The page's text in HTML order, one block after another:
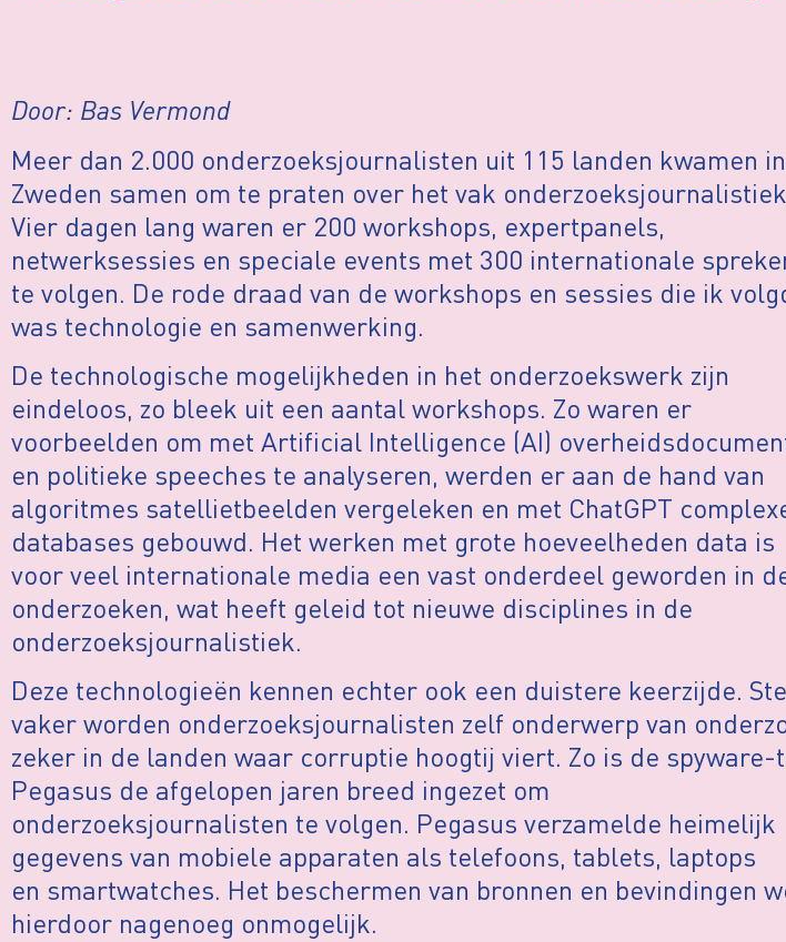
Door: Bas Vermond
Meer dan 2.000 onderzoeksjournalisten uit 115 landen kwamen in
Zweden samen om te praten over het vak
Vier dagen lang waren er 200 workshops, expertpanels,
netwerksessies en speciale events met 300 internationale
te volgen. De rode draad van de workshops en sessies die ik
was technologie en samenwerking.
De technologische mogelijkheden in het onderzoekswerk zijn
eindeloos, zo bleek uit een aantal workshops. Zo waren er
voorbeelden om met Artificial Intelligence (AI)
en politieke speeches te analyseren, werden er aan de hand van
algoritmes satellietbeelden vergeleken en met ChatGPT
databases gebouwd. Het werken met grote hoeveelheden data is
voor veel internationale media een vast onderdeel geworden in
onderzoeken, wat heeft geleid tot nieuwe disciplines in de
onderzoeksjournalistiek.
Deze technologieën kennen echter ook een duistere keerzijde.
vaker worden onderzoeksjournalisten zelf onderwerp van
zeker in de landen waar corruptie hoogtij viert. Zo is de spyware-
Pegasus de afgelopen jaren breed ingezet om
onderzoeksjournalisten te volgen. Pegasus verzamelde heimelijk
gegevens van mobiele apparaten als telefoons, tablets, laptops
en smartwatches. Het beschermen van bronnen en bevindingen
hierdoor nagenoeg onmogelijk.